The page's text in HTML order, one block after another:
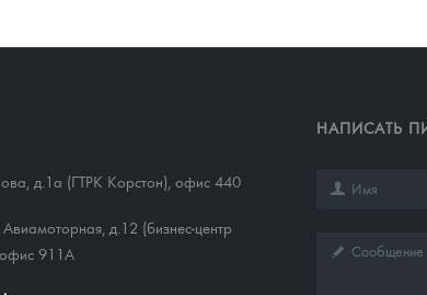
д.1а (ГТРК Корстон), офис 440
д.12 (бизнес-центр
911А
НАПИСАТЬ